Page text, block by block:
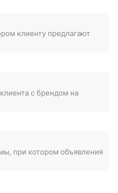
клиенту предлагают
с брендом на
при котором объявления